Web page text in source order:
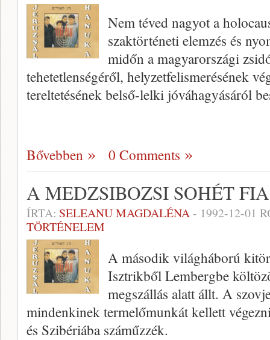
Nem téved nagyot a
szaktörténeti elemzés és
midőn a magyarországi
tehetetlenségéről, helyzetfelismerésének
tereltetésének belső-lelki jóváhagyásáról
Bővebben 0 Comments
A MEDZSIBOZSI SOHÉT FIA
ÍRTA: SELEANU MAGDALÉNA- 1992-12-01
TÖRTÉNELEM
A második világháború
Isztrikből Lembergbe
megszállás alatt állt. A
mindenkinek termelőmunkát kellett
és Szibériába száműzzék.